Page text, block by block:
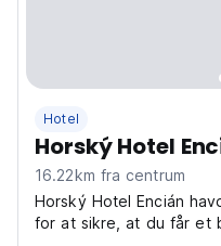
Hotel
Horský Hotel
16.22km fra centrum
Horský Hotel Encián
for at sikre, at du får et